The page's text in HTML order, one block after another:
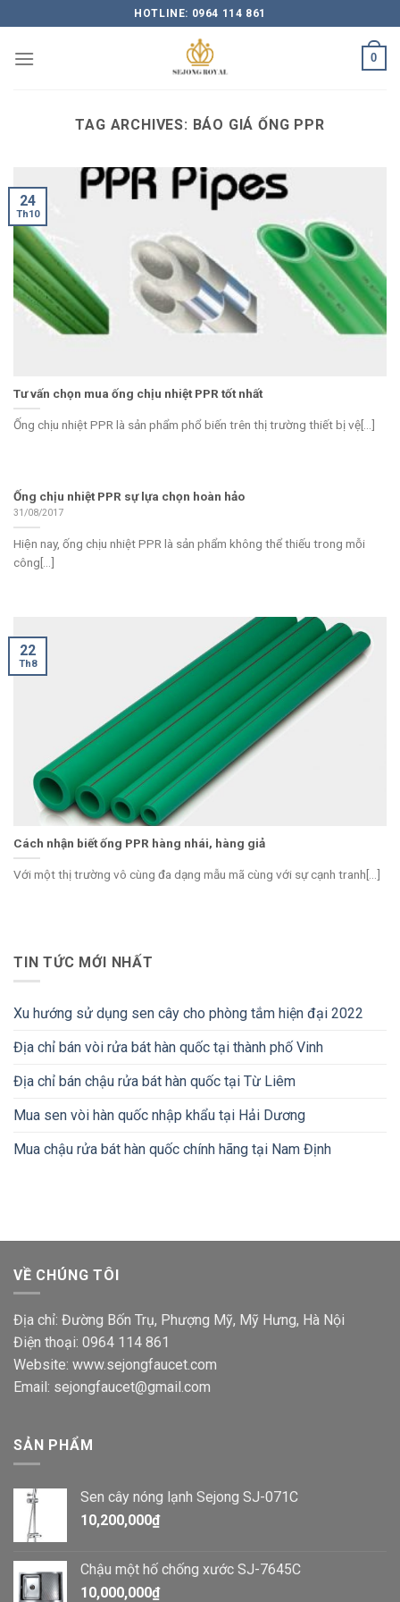
content
HOTLINE: 0964 114 861
0
TAG ARCHIVES: BÁO GIÁ ỐNG PPR
Tư vấn chọn mua ống chịu nhiệt PPR tốt nhất
Ống chịu nhiệt PPR là sản phẩm phổ biến trên thị trường thiết bị vệ[...]
24
Th10
Ống chịu nhiệt PPR sự lựa chọn hoàn hảo
31/08/2017
Hiện nay, ống chịu nhiệt PPR là sản phẩm không thể thiếu trong mỗi
công[...]
Cách nhận biết ống PPR hàng nhái, hàng giả
Với một thị trường vô cùng đa dạng mẫu mã cùng với sự cạnh tranh[...]
22
Th8
TIN TỨC MỚI NHẤT
Xu hướng sử dụng sen cây cho phòng tắm hiện đại 2022
Địa chỉ bán vòi rửa bát hàn quốc tại thành phố Vinh
Địa chỉ bán chậu rửa bát hàn quốc tại Từ Liêm
Mua sen vòi hàn quốc nhập khẩu tại Hải Dương
Mua chậu rửa bát hàn quốc chính hãng tại Nam Định
VỀ CHÚNG TÔI
Địa chỉ: Đường Bốn Trụ, Phượng Mỹ, Mỹ Hưng, Hà Nội
Điện thoại: 0964 114 861
Website: www.sejongfaucet.com
Email: sejongfaucet@gmail.com
SẢN PHẨM
Sen cây nóng lạnh Sejong SJ-071C
10,200,000₫
Chậu một hố chống xước SJ-7645C
10,000,000₫